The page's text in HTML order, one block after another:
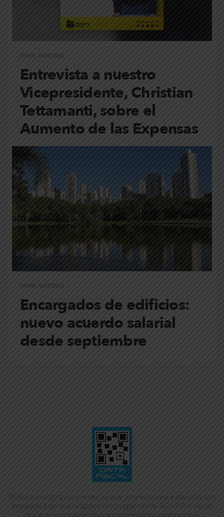
HOME, NOTICIAS
Entrevista a nuestro
Vicepresidente, Christian
Tettamanti, sobre el
Aumento de las Expensas
HOME, NOTICIAS
Encargados de edificios:
nuevo acuerdo salarial
desde septiembre
Todos los logotipos y marcas que aparecen en este sitio son
propiedad de sus respectivos propietarios. ACAPPH no se
hace responsable de los comentarios u opiniones